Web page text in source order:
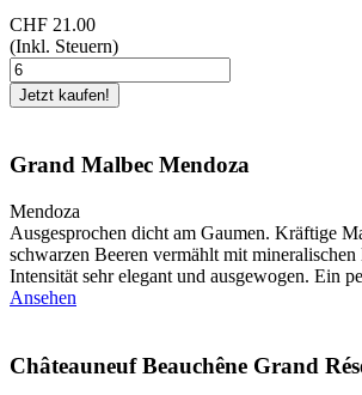
CHF 21.00
(Inkl. Steuern)
Grand Malbec Mendoza
Mendoza
Ausgesprochen dicht am Gaumen. Kräftige
schwarzen Beeren vermählt mit
Intensität sehr elegant und ausgewogen. Ein
Ansehen
Châteauneuf Beauchêne Grand